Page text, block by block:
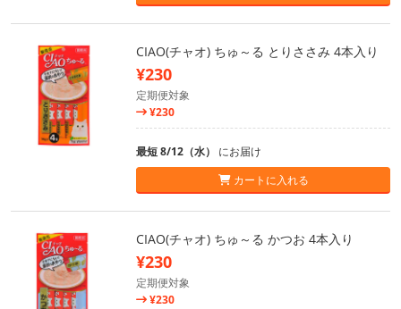
CIAO(チャオ) ちゅ～る とりささみ 4本入り
¥230
定期便対象
¥230
最短 8/12（水） にお届け
カートに入れる
CIAO(チャオ) ちゅ～る かつお 4本入り
¥230
定期便対象
¥230